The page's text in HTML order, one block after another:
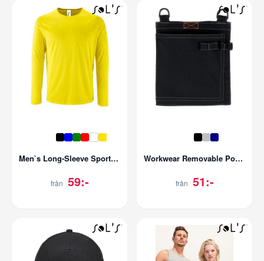
Men`s Long-Sleeve Sports T-Shirt Sporty
från 59:-
Workwear Removable Pocket - Block Pro
från 51:-